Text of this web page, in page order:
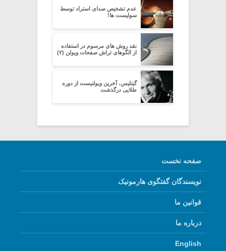
عدم تشخیص صدای استراد توسط
سولیست ها!
نقد روش های مرسوم در استفاده
از الگوهای تراش صفحات ویولن (۲)
گیتلیس، آخرین ویولنیست از دوره
طلایی درگذشت
صفحه نخست
نویسندگان گفتگوی هارمونیک
قوانین ما
درباره ما
English